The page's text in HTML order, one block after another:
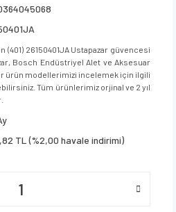
(401) 26150401JA Ustapazar güvencesi
Bosch Endüstriyel Alet ve Aksesuar
ürün modellerimizi incelemek için ilgili
Tüm ürünlerimiz orjinal ve 2 yıl
TL (%2,00 havale indirimi)